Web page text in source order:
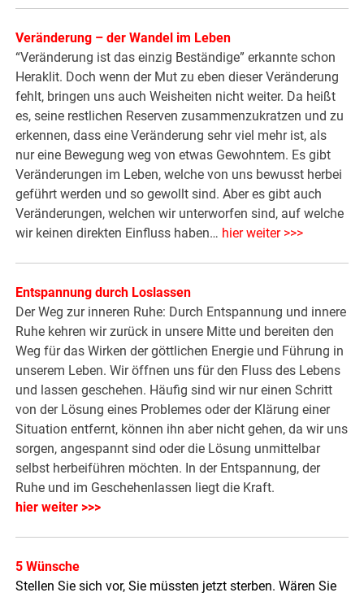
Veränderung – der Wandel im Leben
“Veränderung ist das einzig Beständige” erkannte schon
Heraklit. Doch wenn der Mut zu eben dieser Veränderung
fehlt, bringen uns auch Weisheiten nicht weiter. Da heißt
es, seine restlichen Reserven zusammenzukratzen und zu
erkennen, dass eine Veränderung sehr viel mehr ist, als
nur eine Bewegung weg von etwas Gewohntem. Es gibt
Veränderungen im Leben, welche von uns bewusst herbei
geführt werden und so gewollt sind. Aber es gibt auch
Veränderungen, welchen wir unterworfen sind, auf welche
wir keinen direkten Einfluss haben… hier weiter >>>
Entspannung durch Loslassen
Der Weg zur inneren Ruhe: Durch Entspannung und innere
Ruhe kehren wir zurück in unsere Mitte und bereiten den
Weg für das Wirken der göttlichen Energie und Führung in
unserem Leben. Wir öffnen uns für den Fluss des Lebens
und lassen geschehen. Häufig sind wir nur einen Schritt
von der Lösung eines Problemes oder der Klärung einer
Situation entfernt, können ihn aber nicht gehen, da wir uns
sorgen, angespannt sind oder die Lösung unmittelbar
selbst herbeiführen möchten. In der Entspannung, der
Ruhe und im Geschehenlassen liegt die Kraft.
hier weiter >>>
5 Wünsche
Stellen Sie sich vor, Sie müssten jetzt sterben. Wären Sie